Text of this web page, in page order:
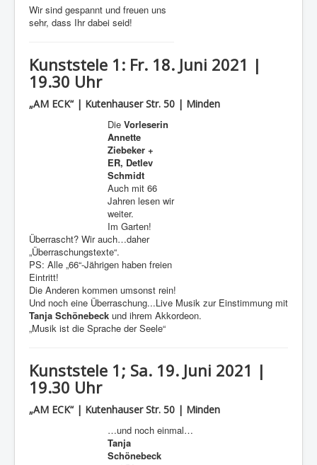
Wir sind gespannt und freuen uns
sehr, dass Ihr dabei seid!
Kunststele 1: Fr. 18. Juni 2021 |
19.30 Uhr
„AM ECK“ | Kutenhauser Str. 50 | Minden
Die Vorleserin
Annette
Ziebeker +
ER, Detlev
Schmidt
Auch mit 66
Jahren lesen wir
weiter.
Im Garten!
Überrascht? Wir auch…daher
„Überraschungstexte“.
PS: Alle „66“-Jährigen haben freien
Eintritt!
Die Anderen kommen umsonst rein!
Und noch eine Überraschung...Live Musik zur Einstimmung mit
Tanja Schönebeck und ihrem Akkordeon.
„Musik ist die Sprache der Seele“
Kunststele 1; Sa. 19. Juni 2021 |
19.30 Uhr
„AM ECK“ | Kutenhauser Str. 50 | Minden
…und noch einmal…
Tanja
Schönebeck